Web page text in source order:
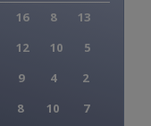
16 8
13
12 10
5
9 4
2
8 10 7